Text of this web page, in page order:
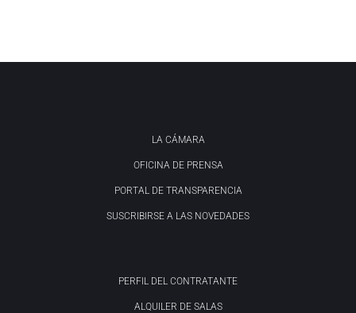
LA CÁMARA
OFICINA DE PRENSA
PORTAL DE TRANSPARENCIA
SUSCRIBIRSE A LAS NOVEDADES
PERFIL DEL CONTRATANTE
ALQUILER DE SALAS